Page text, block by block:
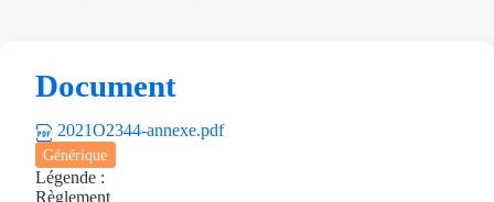
Document
2021O2344-annexe.pdf
Générique
Légende :
Règlement